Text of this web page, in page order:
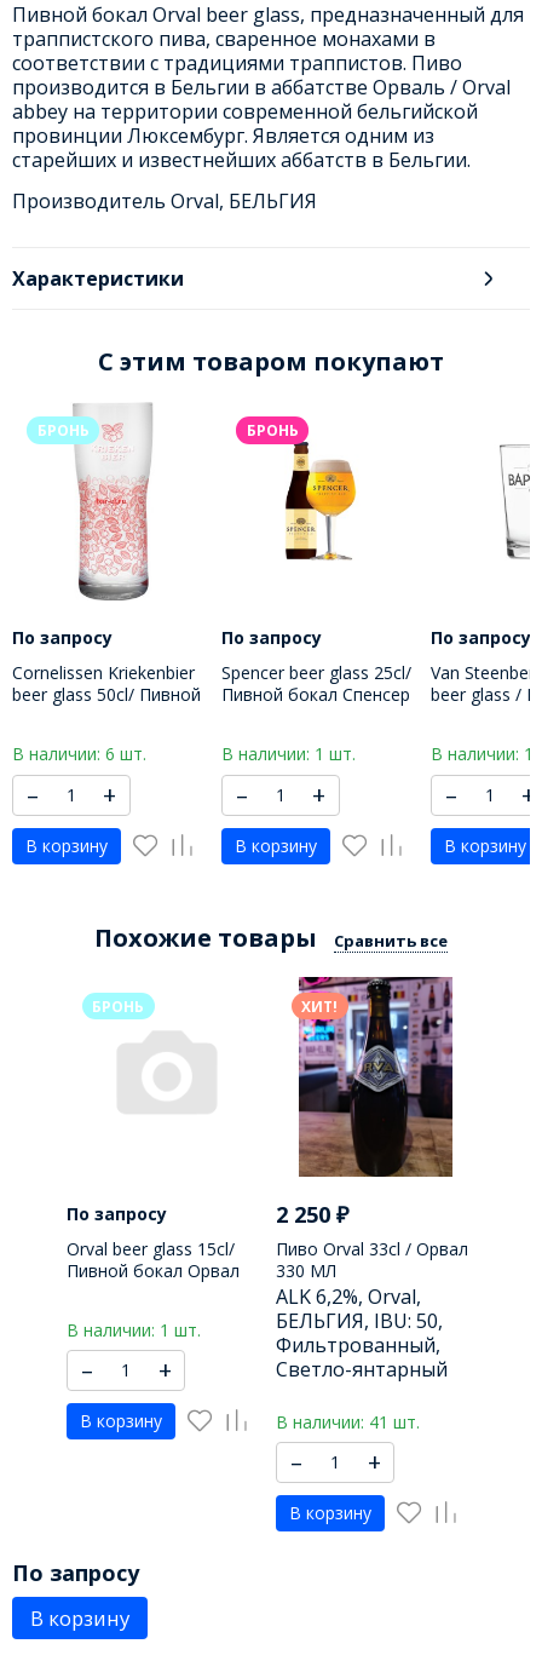
Пивной бокал Orval beer glass, предназначенный для
траппистского пива, сваренное монахами в
соответствии с традициями траппистов. Пиво
производится в Бельгии в аббатстве Орваль / Orval
abbey на территории современной бельгийской
провинции Люксембург. Является одним из
старейших и известнейших аббатств в Бельгии.
Производитель Orval, БЕЛЬГИЯ
Характеристики
C этим товаром покупают
БРОНЬ
По запросу
Cornelissen Kriekenbier
beer glass 50cl/ Пивной
В наличии: 6 шт.
– +
В корзину
БРОНЬ
По запросу
Spencer beer glass 25cl/
Пивной бокал Спенсер
В наличии: 1 шт.
– +
В корзину
По запросу
Van
beer glass /
В наличии: 1
– +
В корзину
Похожие товары Сравнить все
БРОНЬ
По запросу
Orval beer glass 15cl/
Пивной бокал Орвал
В наличии: 1 шт.
– +
В корзину
ХИТ!
2 250₽
Пиво Orval 33cl / Орвал
330 МЛ
ALK 6,2%, Orval,
БЕЛЬГИЯ, IBU: 50,
Фильтрованный,
Светло-янтарный
В наличии: 41 шт.
– +
В корзину
По запросу
В корзину